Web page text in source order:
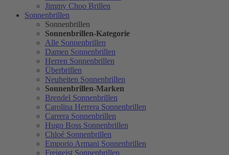
Jimmy Choo Brillen
Sonnenbrillen
Sonnenbrillen
Sonnenbrillen-Kategorie
Alle Sonnenbrillen
Damen Sonnenbrillen
Herren Sonnenbrillen
Überbrillen
Neuheiten Sonnenbrillen
Sonnenbrillen-Marken
Brendel Sonnenbrillen
Carolina Herrera Sonnenbrillen
Carrera Sonnenbrillen
Hugo Boss Sonnenbrillen
Chloé Sonnenbrillen
Emporio Armani Sonnenbrillen
Freigeist Sonnenbrillen